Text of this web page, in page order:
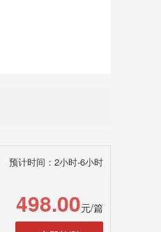
预计时间：2小时-6小时
498.00元/篇